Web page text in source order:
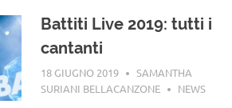
Battiti Live 2019: tutti i
cantanti
18 GIUGNO 2019
SAMANTHA
SURIANI BELLACANZONE
NEWS